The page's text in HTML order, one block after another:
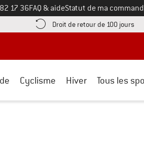
nous au
17 36FAQ & aideStatut de ma
ici ! Ouvre une boîte d'information
Droit de retour de 100 jours
Cyclisme Hiver Tous les